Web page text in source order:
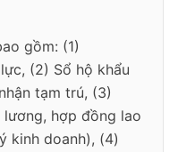
gồm: (1)
(2) Sổ hộ khẩu
tạm trú, (3)
hợp đồng lao
kinh doanh), (4)